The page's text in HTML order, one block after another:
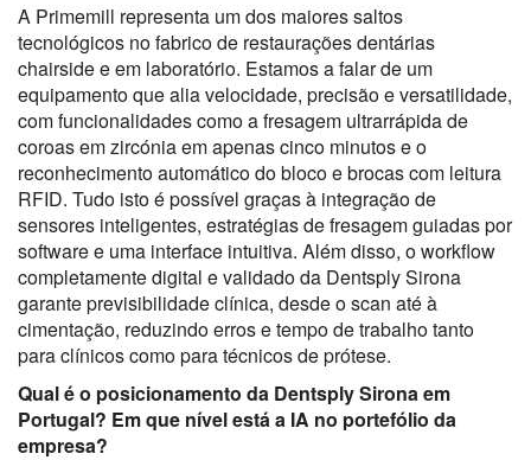
A Primemill representa um dos maiores saltos
tecnológicos no fabrico de restaurações dentárias
chairside e em laboratório. Estamos a falar de um
equipamento que alia velocidade, precisão e versatilidade,
com funcionalidades como a fresagem ultrarrápida de
coroas em zircónia em apenas cinco minutos e o
reconhecimento automático do bloco e brocas com leitura
RFID. Tudo isto é possível graças à integração de
sensores inteligentes, estratégias de fresagem guiadas por
software e uma interface intuitiva. Além disso, o workflow
completamente digital e validado da Dentsply Sirona
garante previsibilidade clínica, desde o scan até à
cimentação, reduzindo erros e tempo de trabalho tanto
para clínicos como para técnicos de prótese.
Qual é o posicionamento da Dentsply Sirona em
Portugal? Em que nível está a IA no portefólio da
empresa?